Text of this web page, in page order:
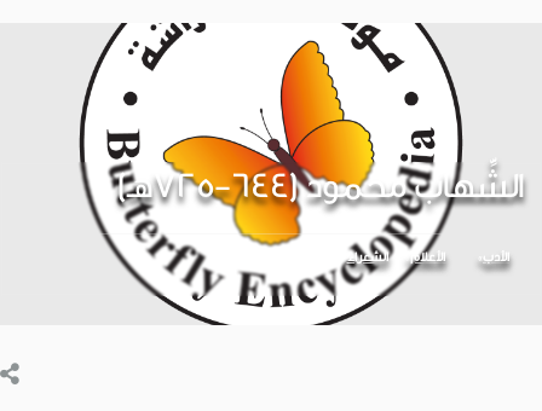
الشِّهاب محمود (644-725هـ)
الأدب الأعلام الشعراء